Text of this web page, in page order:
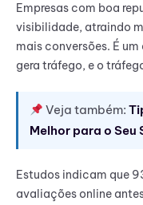
Empresas com boa
visibilidade, atraindo
mais conversões. É
gera tráfego, e o
Veja também:
Melhor para o Seu
Estudos indicam que
avaliações online